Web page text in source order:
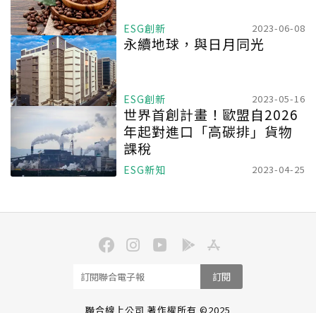
ESG創新 2023-06-08
永續地球，與日月同光
ESG創新 2023-05-16
世界首創計畫！歐盟自2026
年起對進口「高碳排」貨物
課稅
ESG新知 2023-04-25
訂閱
聯合線上公司 著作權所有 ©2025